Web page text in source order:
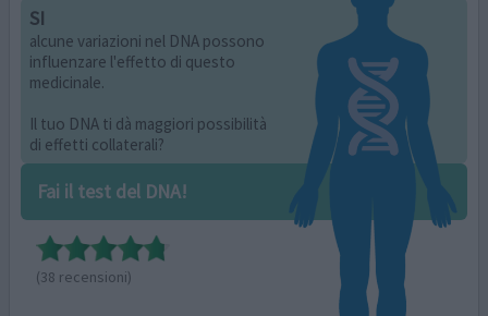
SI
alcune variazioni nel DNA possono
influenzare l'effetto di questo
medicinale.
Il tuo DNA ti dà maggiori possibilità
di effetti collaterali?
Fai il test del DNA!
(38 recensioni)